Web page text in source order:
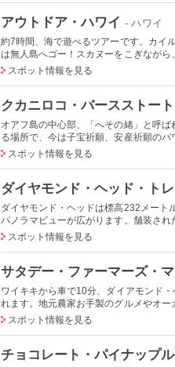
アウトドア・ハワイ - ハワイ
約7時間、海で遊べるツアーです。カイ
は無人島へゴー！スカヌーをこぎながら
スポット情報を見る
クカニロコ・バースストー
オアフ島の中心部、「へその緒」と呼
る場所で、今は子宝祈願、安産祈願のパ
スポット情報を見る
ダイヤモンド・ヘッド・ト
ダイヤモンド・ヘッドは標高232メート
パノラマビューが広がります。舗装され
スポット情報を見る
サタデー・ファーマーズ・
ワイキキから車で10分、ダイアモンド
れます。地元農家お手製のグルメやオー
スポット情報を見る
チョコレート・パイナップ